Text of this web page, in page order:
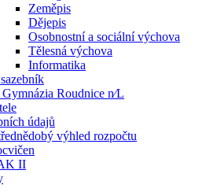
Zeměpis
Dějepis
Osobnostní a sociální výchova
Tělesná výchova
Informatika
Roudnice n⁄L
údajů
výhled rozpočtu
II